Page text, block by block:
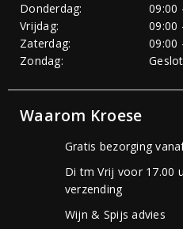
Donderdag:
09:00
Vrijdag:
09:00
Zaterdag:
09:00
Zondag:
Waarom Kroese
Gratis bezorging
Di tm Vrij voor 17.00
verzending
Wijn & Spijs advies